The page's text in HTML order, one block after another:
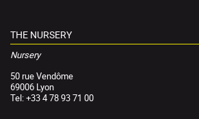
THE NURSERY
Nursery
50 rue Vendôme
69006 Lyon
Tel: +33 4 78 93 71 00